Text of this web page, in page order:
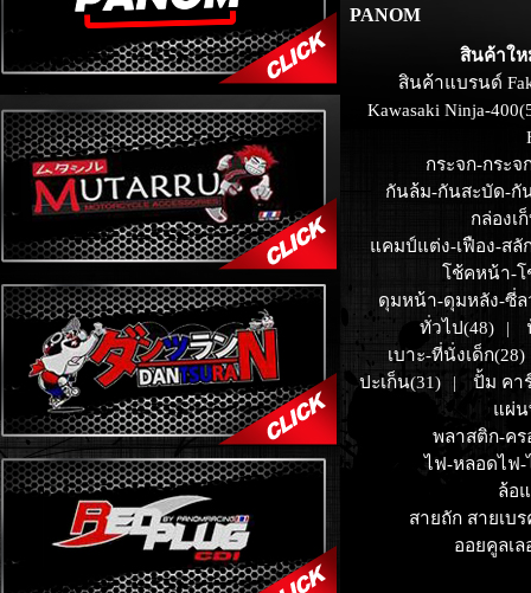
PANOM
สินค้าให
สินค้าแบรนด์
Kawasaki Ninja-
กระจก-กระ
กันล้ม-กันสะบัด-กั
กล่องเ
แคมป์แต่ง-เฟือง-สลั
โช้คหน้า-โ
ดุมหน้า-ดุมหลัง-ซี่ล
ทั่วไป(48)
เบาะ-ที่นั่งเด็ก(28)
ปะเก็น(31)
ปั้ม คา
แผ่น
พลาสติก-คร
ไฟ-หลอดไฟ-
ล้อ
สายถัก สายเบ
ออยคูลเล